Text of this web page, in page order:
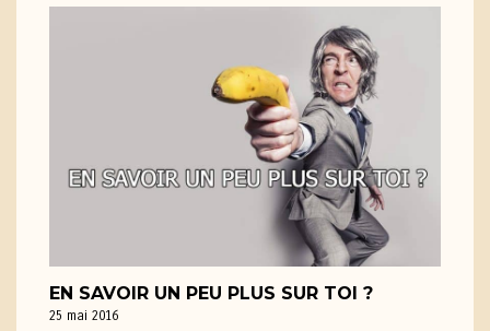
EN SAVOIR UN PEU PLUS SUR TOI ?
25 mai 2016